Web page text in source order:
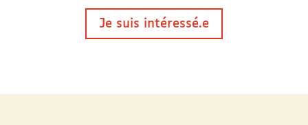
Je suis intéressé.e